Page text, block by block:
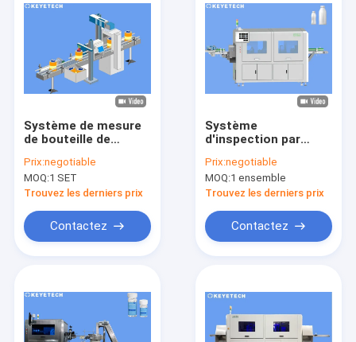
Système de mesure
de bouteille de
catégorie avec
l'exactitude 99,5%
d'inspection
Prix:negotiable
MOQ:1 SET
Trouvez les derniers prix
Contactez
Système
d'inspection par
récipients et les
bouteilles en
plastique
Prix:negotiable
MOQ:1 ensemble
Trouvez les derniers prix
Contactez